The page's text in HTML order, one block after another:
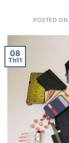
POSTED ON
08
Th11